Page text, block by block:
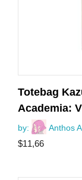
Totebag
Academia:
by: Anthos
$11,66